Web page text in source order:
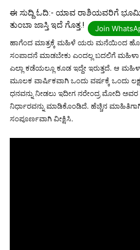
ಈ ಸುದ್ದಿ ಓದಿ:- ಯಾವ ರಾಶಿಯವರಿಗೆ
ತುಂಬಾ ಜಾಸ್ತಿ ಇದೆ ಗೊತ್ತ.!
ಹಾಗೆಂದ ಮಾತ್ರಕ್ಕೆ ಮಹಿಳೆ ಯರು ಮನೆಯಿಂದ
ಸಂಪಾದನೆ ಮಾಡಬೇಕು ಎಂದಲ್ಲ ಬದಲಿಗೆ ಮಹಿಳಾ
ಎಲ್ಲಾ ಕಡೆಯಲ್ಲೂ ಕೂಡ ಇದ್ದೇ ಇರುತ್ತದೆ. ಆ
ಮೂಲಕ ವಾರ್ಷಿಕವಾಗಿ ಒಂದು ವರ್ಷಕ್ಕೆ ಒಂದು
ಧನವನ್ನು ನೀಡಲು ಇದೀಗ ನರೇಂದ್ರ ಮೋದಿ ಅವರ
ನಿರ್ಧಾರವನ್ನು ಮಾಡಿಕೊಂಡಿದೆ. ಹೆಚ್ಚಿನ
ಸಂಪೂರ್ಣವಾಗಿ ವೀಕ್ಷಿಸಿ.